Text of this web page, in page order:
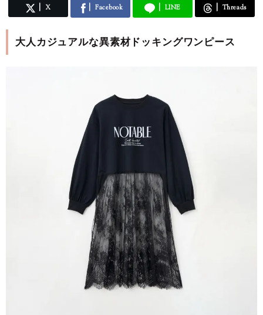
X Facebook LINE Threads
大人カジュアルな異素材ドッキングワンピース